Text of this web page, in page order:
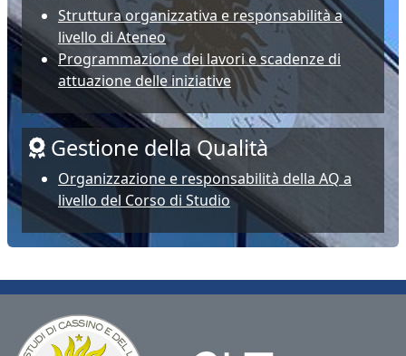
Struttura organizzativa e responsabilità a
livello di Ateneo
Programmazione dei lavori e scadenze di
attuazione delle iniziative
Gestione della Qualità
Organizzazione e responsabilità della AQ a
livello del Corso di Studio